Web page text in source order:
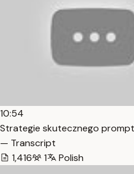
10:54
Strategie skutecznego
— Transcript
1,416
1 Polish